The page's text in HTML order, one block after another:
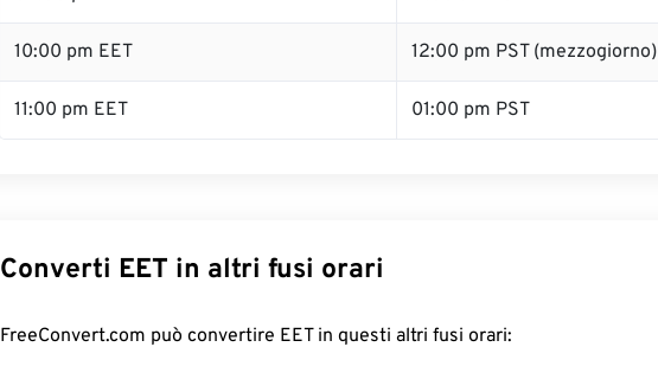
10:00 pm EET 12:00 pm PST (mezzogiorno)
11:00 pm EET 01:00 pm PST
Converti EET in altri fusi orari
FreeConvert.com può convertire EET in questi altri fusi orari: